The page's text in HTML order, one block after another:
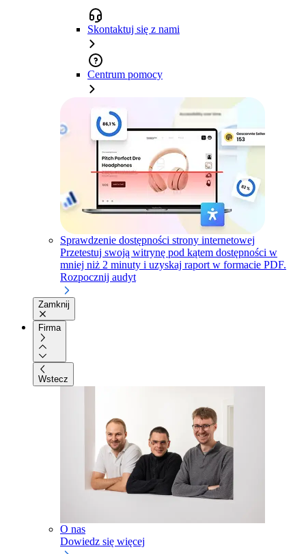
Skontaktuj się z nami
Centrum pomocy
Sprawdzenie dostępności strony internetowej
Przetestuj swoją witrynę pod kątem dostępności w
mniej niż 2 minuty i uzyskaj raport w formacie PDF.
Rozpocznij audyt
Zamknij
Firma
Wstecz
O nas
Dowiedz się więcej